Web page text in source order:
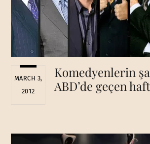
MARCH 3,
2012
Komedyenlerin
ABD’de geçen